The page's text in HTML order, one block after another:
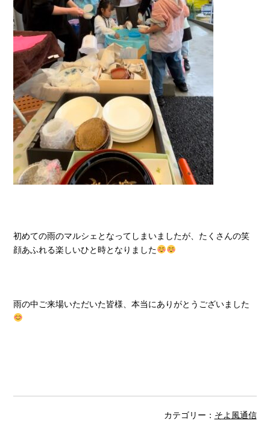
初めての雨のマルシェとなってしまいましたが、たくさんの笑
顔あふれる楽しいひと時となりました
雨の中ご来場いただいた皆様、本当にありがとうございました
カテゴリー： そよ風通信